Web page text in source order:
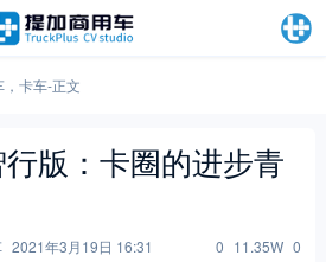
， 卡车-正文
版：卡圈的进步青
2021年3月19日 16:31 0 11.35W 0